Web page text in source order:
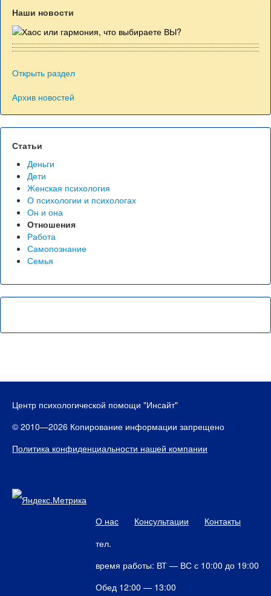
Наши новости
Открыть раздел
Архив новостей
Статьи
Деньги
Дети
Женская психология
О психологии и психологах
Он и она
Отношения
Работа
Самопознание
Семья
Центр психологической помощи "Инсайт"
© 2010—2026 Копирование информации запрещено
Политика конфиденциальности нашей компании
О нас Консультации
Контакты
тел.
время работы: ВТ — ВС с 10:00 до 19:00
Обед 12:00 — 13:00